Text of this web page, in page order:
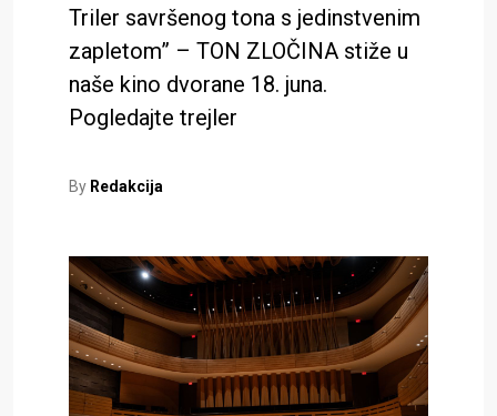
Triler savršenog tona s jedinstvenim
zapletom” – TON ZLOČINA stiže u
naše kino dvorane 18. juna.
Pogledajte trejler
By Redakcija